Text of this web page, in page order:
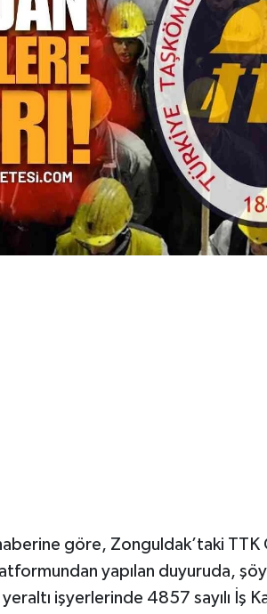
göre, Zonguldak’taki TTK
yapılan duyuruda,
işyerlerinde 4857 sayılı İş